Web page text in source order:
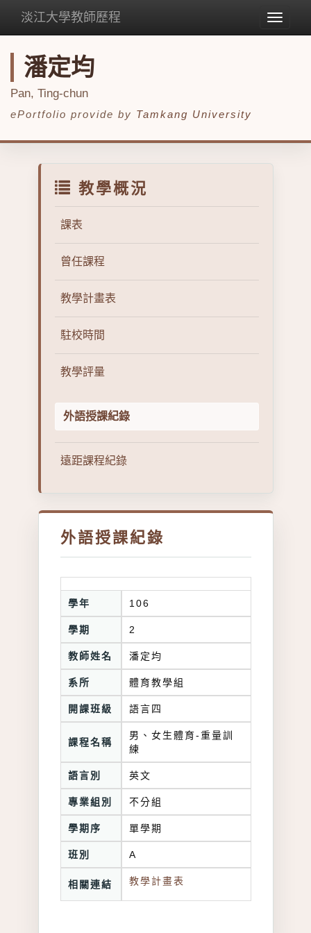
Toggle
淡江大學教師歷程
潘定均
Pan, Ting-chun
ePortfolio provide by Tamkang University
教學概況
課表
曾任課程
教學計畫表
駐校時間
教學評量
外語授課紀錄
遠距課程紀錄
外語授課紀錄
學年 106
學期 2
教師姓名 潘定均
系所 體育教學組
開課班級 語言四
課程名稱
男、女生體育-重量訓
練
語言別 英文
專業組別 不分組
學期序 單學期
班別 A
相關連結 教學計畫表